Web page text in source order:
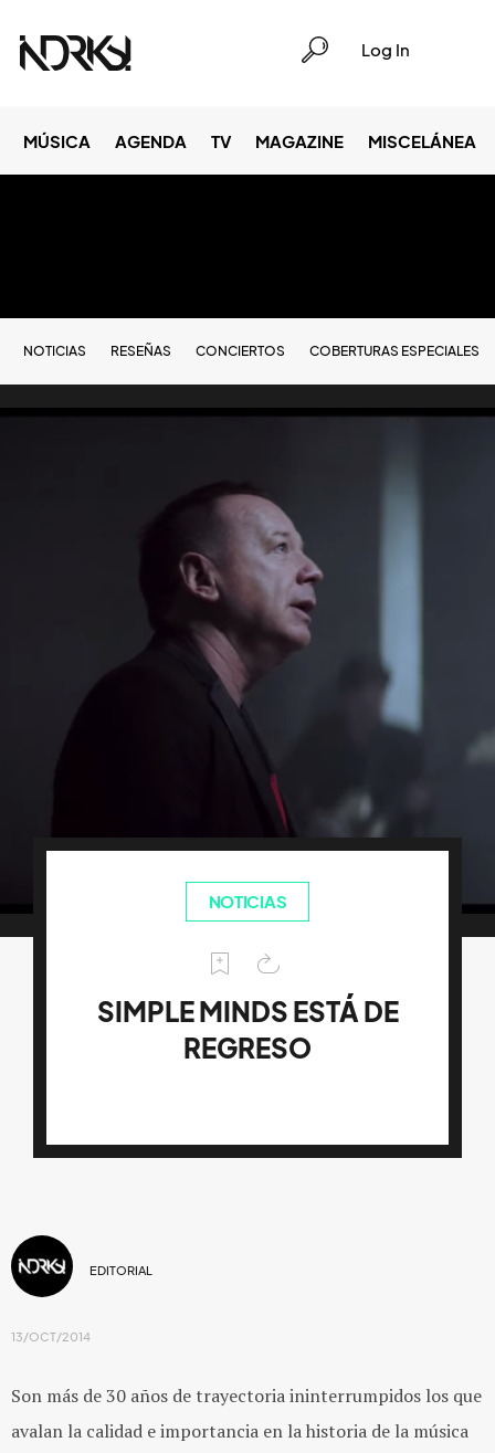
Log In
MÚSICA AGENDA TV MAGAZINE MISCELÁNEA
NOTICIAS RESEÑAS CONCIERTOS COBERTURAS ESPECIALES
NOTICIAS
SIMPLE MINDS ESTÁ DE
REGRESO
EDITORIAL
13/OCT/2014
Son más de 30 años de trayectoria ininterrumpidos los que
avalan la calidad e importancia en la historia de la música